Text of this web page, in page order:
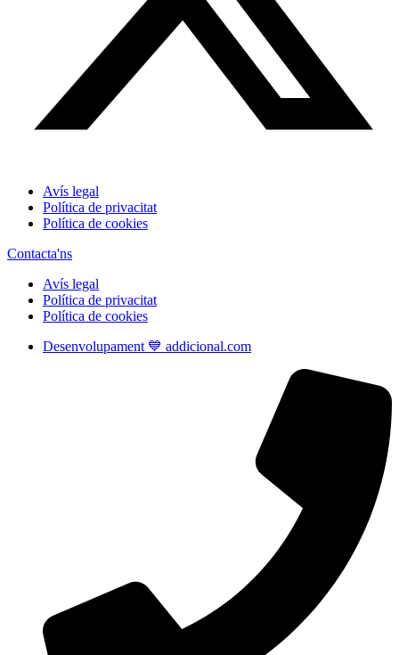
Avís legal
Política de privacitat
Política de cookies
Contacta'ns
Avís legal
Política de privacitat
Política de cookies
Desenvolupament 💙 addicional.com